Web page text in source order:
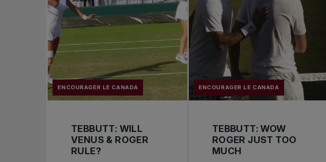
ENCOURAGER LE CANADA
TEBBUTT: WILL
VENUS & ROGER
RULE?
ENCOURAGER LE CANADA
TEBBUTT: WOW
ROGER JUST TOO
MUCH